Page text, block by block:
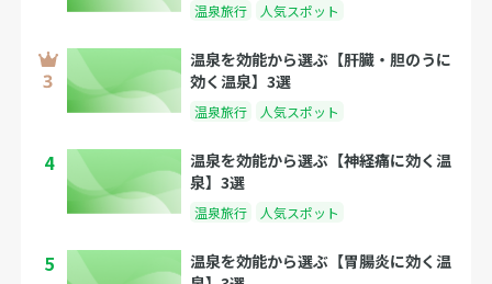
温泉旅行 人気スポット
温泉を効能から選ぶ【肝臓・胆のうに
効く温泉】3選
温泉旅行 人気スポット
4
温泉を効能から選ぶ【神経痛に効く温
泉】3選
温泉旅行 人気スポット
5
温泉を効能から選ぶ【胃腸炎に効く温